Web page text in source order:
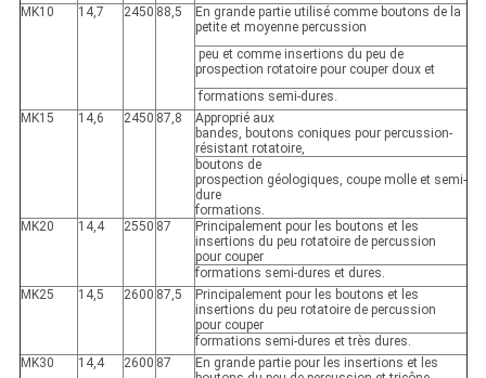
MK10
14,7 2450 88,5
En grande partie utilisé comme boutons de la
petite et moyenne percussion
peu et comme insertions du peu de
prospection rotatoire pour couper doux et
formations semi-dures.
MK15
14,6 2450 87,8
Approprié aux
bandes, boutons coniques pour percussion-
résistant rotatoire,
boutons de
prospection géologiques, coupe molle et semi-
dure
formations.
MK20
14,4 2550 87
Principalement pour les boutons et les
insertions du peu rotatoire de percussion
pour couper
formations semi-dures et dures.
MK25
14,5 2600 87,5
Principalement pour les boutons et les
insertions du peu rotatoire de percussion
pour couper
formations semi-dures et très dures.
MK30
14,4 2600 87
En grande partie pour les insertions et les